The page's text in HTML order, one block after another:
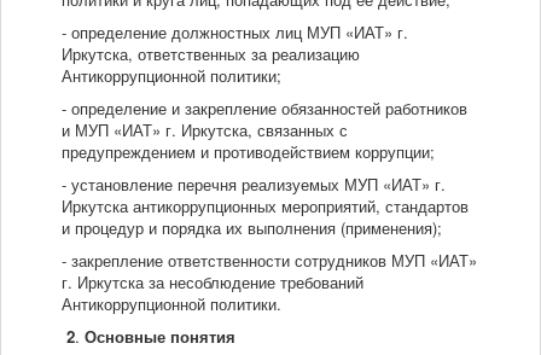
- определение должностных лиц МУП «ИАТ» г.
Иркутска, ответственных за реализацию
Антикоррупционной политики;
- определение и закрепление обязанностей работников
и МУП «ИАТ» г. Иркутска, связанных с
предупреждением и противодействием коррупции;
- установление перечня реализуемых МУП «ИАТ» г.
Иркутска антикоррупционных мероприятий, стандартов
и процедур и порядка их выполнения (применения);
- закрепление ответственности сотрудников МУП «ИАТ»
г. Иркутска за несоблюдение требований
Антикоррупционной политики.
2. Основные понятия